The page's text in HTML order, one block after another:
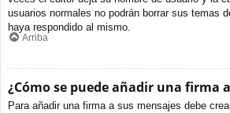
usuarios normales no podrán borrar sus temas
haya respondido al mismo.
Arriba
¿Cómo se puede añadir una firma
Para añadir una firma a sus mensajes debe